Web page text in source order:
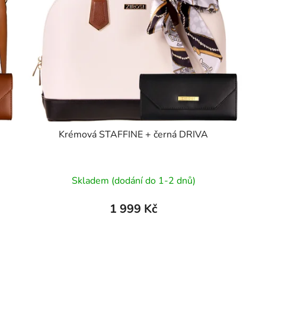
Krémová STAFFINE + černá DRIVA
hodnocení
produktu
Skladem (dodání do 1-2 dnů)
1 999 Kč